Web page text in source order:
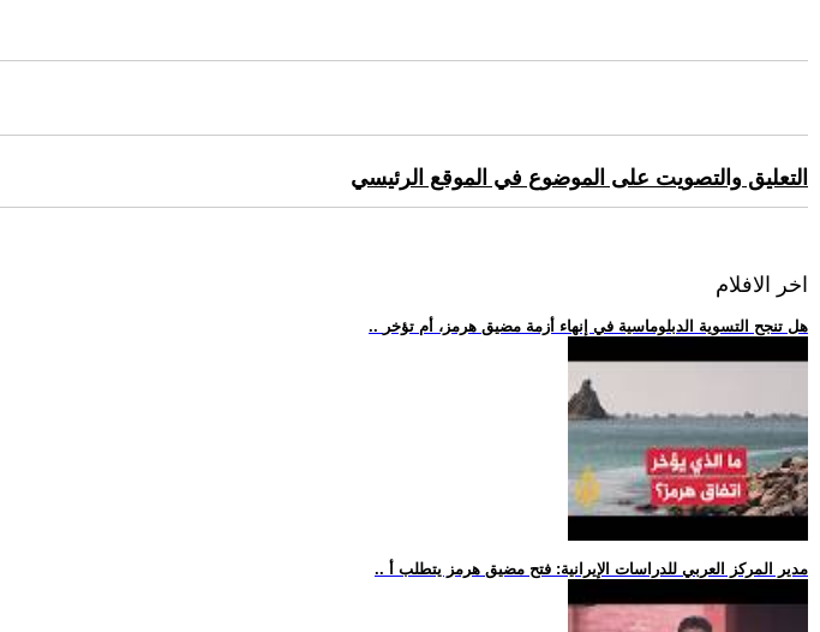
التعليق والتصويت على الموضوع في الموقع الرئيسي
اخر الافلام
.. هل تنجح التسوية الدبلوماسية في إنهاء أزمة مضيق هرمز، أم تؤخر
.. مدير المركز العربي للدراسات الإيرانية: فتح مضيق هرمز يتطلب أ